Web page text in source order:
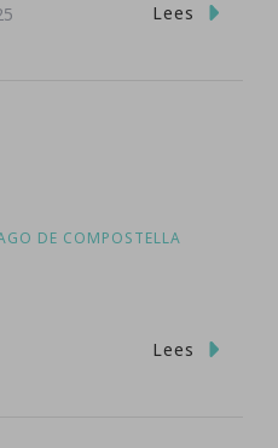
Lees
DE COMPOSTELLA
Lees